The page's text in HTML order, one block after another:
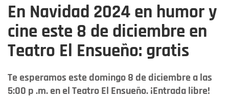
En Navidad 2024 en humor y
cine este 8 de diciembre en
Teatro El Ensueño: gratis
Te esperamos este domingo 8 de diciembre a las
5:00 p .m. en el Teatro El Ensueño. ¡Entrada libre!